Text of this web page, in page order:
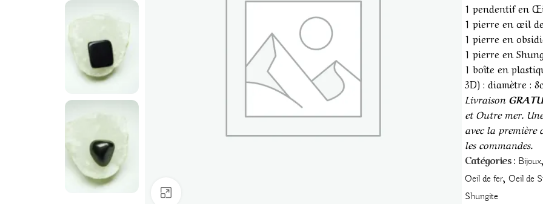
1 pendentif en
1 pierre en œil
1 pierre en
1 pierre en
1 boîte en
3D) : diamètre :
Livraison
et Outre mer.
avec la première
les commandes.
Catégories : Bijoux,
Oeil de fer, Oeil de
Shungite